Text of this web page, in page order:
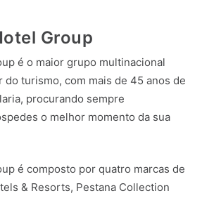
Group
é o maior grupo multinacional
turismo, com mais de 45 anos de
procurando sempre
o melhor momento da sua
é composto por quatro marcas de
& Resorts, Pestana Collection